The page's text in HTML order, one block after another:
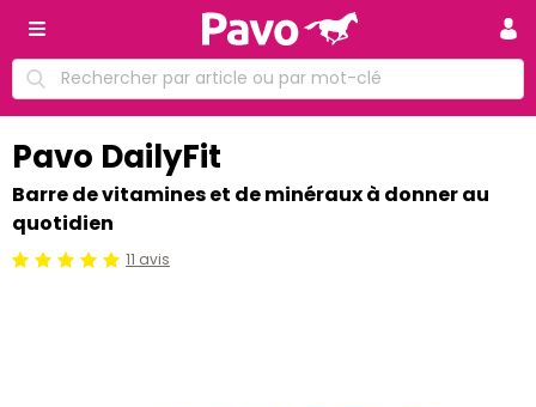
Pavo DailyFit
Barre de vitamines et de minéraux à donner au
quotidien
Jugement:5 /5 11 avis